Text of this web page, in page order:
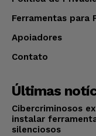
Ferramentas para
Apoiadores
Contato
Últimas
Cibercriminosos
instalar
silenciosos